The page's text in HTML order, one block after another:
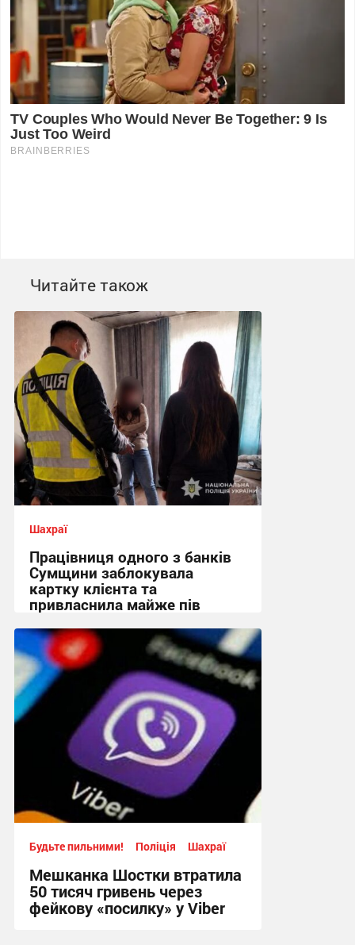
Читайте також
Шахраї
Працівниця одного з банків
Сумщини заблокувала
картку клієнта та
привласнила майже пів
17:41, 4.08.2026
Будьте пильними! Поліція Шахраї
Мешканка Шостки втратила
50 тисяч гривень через
фейкову «посилку» у Viber